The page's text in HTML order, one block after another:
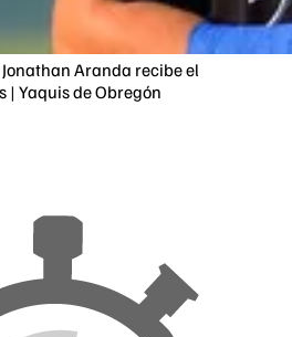
Jonathan Aranda recibe el
| Yaquis de Obregón